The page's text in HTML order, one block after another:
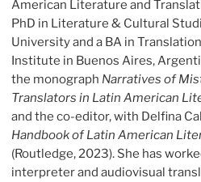
American Literature and
PhD in Literature & Cultural
University and a BA in
Institute in Buenos Aires,
the monograph Narratives of
Translators in Latin American
and the co-editor, with Delfina
Handbook of Latin American
(Routledge, 2023). She has
interpreter and audiovisual